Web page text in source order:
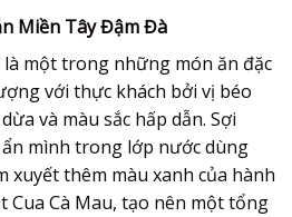
Miền Tây Đậm Đà
là một trong những món ăn đặc
với thực khách bởi vị béo
và màu sắc hấp dẫn. Sợi
mình trong lớp nước dùng
xuyết thêm màu xanh của hành
Cua Cà Mau, tạo nên một tổng